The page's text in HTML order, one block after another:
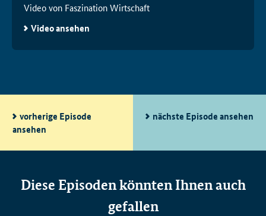
Video von Faszination Wirtschaft
Video ansehen
vorherige Episode
ansehen
nächste Episode ansehen
Diese Episoden könnten Ihnen auch
gefallen